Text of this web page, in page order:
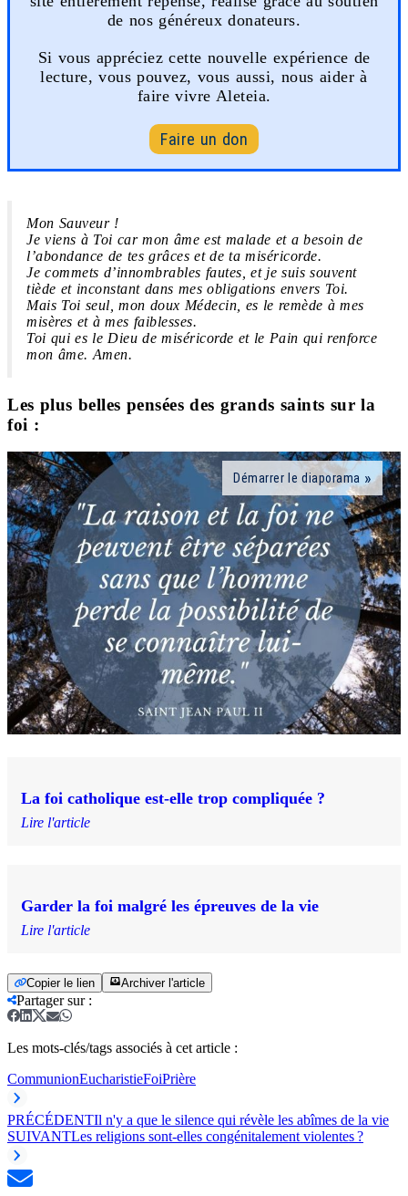
de nos généreux donateurs.
Si vous appréciez cette nouvelle expérience de
lecture, vous pouvez, vous aussi, nous aider à
faire vivre Aleteia.
Faire un don
Mon Sauveur !
Je viens à Toi car mon âme est malade et a besoin de
l’abondance de tes grâces et de ta miséricorde.
Je commets d’innombrables fautes, et je suis souvent
tiède et inconstant dans mes obligations envers Toi.
Mais Toi seul, mon doux Médecin, es le remède à mes
misères et à mes faiblesses.
Toi qui es le Dieu de miséricorde et le Pain qui renforce
mon âme. Amen.
Les plus belles pensées des grands saints sur la
foi :
Démarrer le diaporama
La foi catholique est-elle trop compliquée ?
Lire l'article
Garder la foi malgré les épreuves de la vie
Lire l'article
Copier le lien Archiver l'article
Partager sur:
Les mots-clés/tags associés à cet article :
CommunionEucharistieFoiPrière
PRÉCÉDENTIl n'y a que le silence qui révèle les abîmes de la vie
SUIVANTLes religions sont-elles congénitalement violentes ?